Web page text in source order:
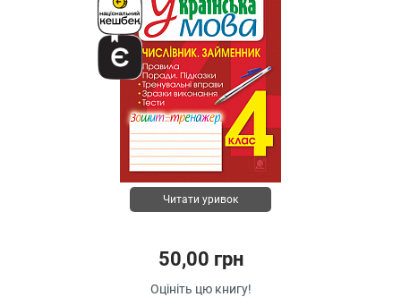
Читати уривок
50,00 грн
Оцініть цю книгу!